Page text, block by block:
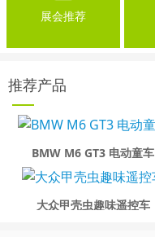
展会推荐
推荐产品
BMW M6 GT3 电动童车
大众甲壳虫趣味遥控车